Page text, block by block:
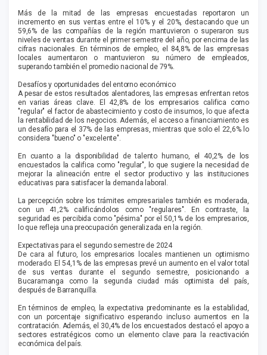
Más de la mitad de las empresas encuestadas reportaron un
incremento en sus ventas entre el 10% y el 20%, destacando que un
59,6% de las compañías de la región mantuvieron o superaron sus
niveles de ventas durante el primer semestre del año, por encima de las
cifras nacionales. En términos de empleo, el 84,8% de las empresas
locales aumentaron o mantuvieron su número de empleados,
superando también el promedio nacional de 79%.
Desafíos y oportunidades del entorno económico
A pesar de estos resultados alentadores, las empresas enfrentan retos
en varias áreas clave. El 42,8% de los empresarios califica como
"regular" el factor de abastecimiento y costo de insumos, lo que afecta
la rentabilidad de los negocios. Además, el acceso a financiamiento es
un desafío para el 37% de las empresas, mientras que solo el 22,6% lo
considera "bueno" o "excelente".
En cuanto a la disponibilidad de talento humano, el 40,2% de los
encuestados la califica como "regular", lo que sugiere la necesidad de
mejorar la alineación entre el sector productivo y las instituciones
educativas para satisfacer la demanda laboral.
La percepción sobre los trámites empresariales también es moderada,
con un 41,2% calificándolos como "regulares". En contraste, la
seguridad es percibida como "pésima" por el 50,1% de los empresarios,
lo que refleja una preocupación generalizada en la región.
Expectativas para el segundo semestre de 2024
De cara al futuro, los empresarios locales mantienen un optimismo
moderado. El 54,1% de las empresas prevé un aumento en el valor total
de sus ventas durante el segundo semestre, posicionando a
Bucaramanga como la segunda ciudad más optimista del país,
después de Barranquilla.
En términos de empleo, la expectativa predominante es la estabilidad,
con un porcentaje significativo esperando incluso aumentos en la
contratación. Además, el 30,4% de los encuestados destacó el apoyo a
sectores estratégicos como un elemento clave para la reactivación
económica del país.